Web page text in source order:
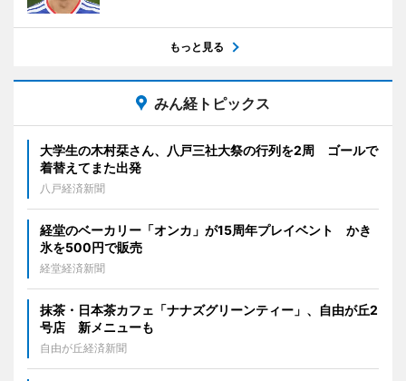
もっと見る
みん経トピックス
大学生の木村栞さん、八戸三社大祭の行列を2周 ゴールで
着替えてまた出発
八戸経済新聞
経堂のベーカリー「オンカ」が15周年プレイベント かき
氷を500円で販売
経堂経済新聞
抹茶・日本茶カフェ「ナナズグリーンティー」、自由が丘2
号店 新メニューも
自由が丘経済新聞